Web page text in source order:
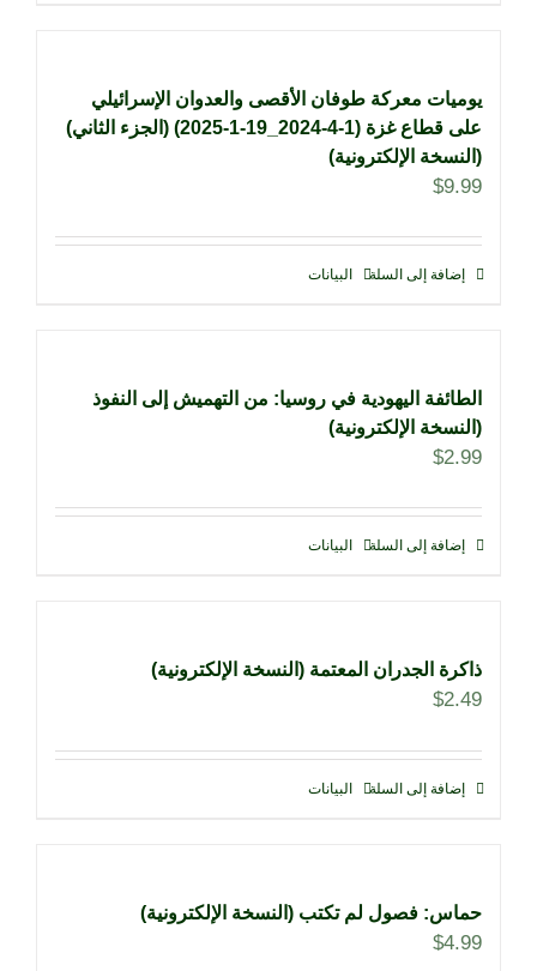
يوميات معركة طوفان الأقصى والعدوان الإسرائيلي
على قطاع غزة (1-4-2024_19-1-2025) (الجزء الثاني)
(النسخة الإلكترونية)
$9.99
إضافة إلى السلة البيانات
الطائفة اليهودية في روسيا: من التهميش إلى النفوذ
(النسخة الإلكترونية)
$2.99
إضافة إلى السلة البيانات
ذاكرة الجدران المعتمة (النسخة الإلكترونية)
$2.49
إضافة إلى السلة البيانات
حماس: فصول لم تكتب (النسخة الإلكترونية)
$4.99